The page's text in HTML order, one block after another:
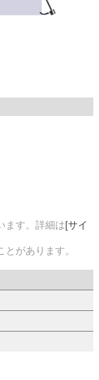
ます。詳細は[サイ
があります。